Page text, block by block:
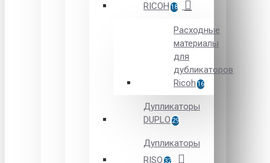
RICOH 18
Расходные
материалы
для
дубликаторов
Ricoh 16
Дупликаторы
DUPLO 29
Дупликаторы
RISO 32